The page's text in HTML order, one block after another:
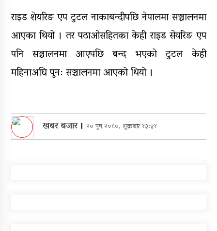
राइड शेयरिङ एप टुटल नाकाबन्दीपछि नेपालमा सञ्चालनमा
आएका थियो । तर पठाओसहितका केही राइड सेयरिङ एप
पनि सञ्चालनमा आएपछि बन्द भएको टुटल केही
महिनाअघि पुन: सञ्चालनमा आएको थियो ।
खबर बजार। २० पुष २०८०, शुक्रबार १३:४१